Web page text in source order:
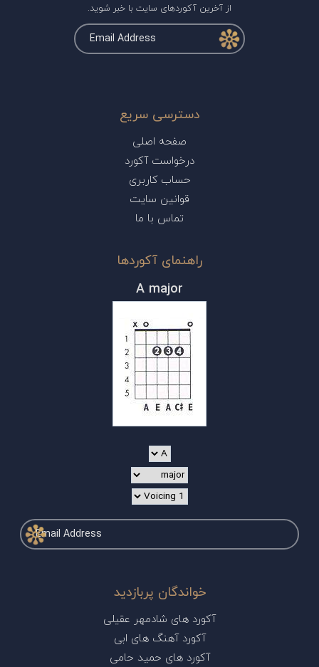
از آخرین آکوردهای سایت با خبر شوید.
دسترسی سریع
صفحه اصلی
درخواست آکورد
حساب کاربری
قوانین سایت
تماس با ما
راهنمای آکوردها
A major
خواندگان پربازدید
آکورد های شادمهر عقیلی
آکورد آهنگ های ابی
آکورد های حمید حامی